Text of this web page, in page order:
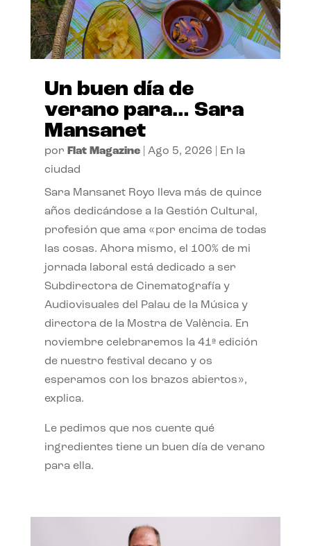
Un buen día de
verano para… Sara
Mansanet
por Flat Magazine| Ago 5, 2026
En la
ciudad
Sara Mansanet Royo lleva más de quince
años dedicándose a la Gestión Cultural,
profesión que ama «por encima de todas
las cosas. Ahora mismo, el 100% de mi
jornada laboral está dedicado a ser
Subdirectora de Cinematografía y
Audiovisuales del Palau de la Música y
directora de la Mostra de València. En
noviembre celebraremos la 41ª edición
de nuestro festival decano y os
esperamos con los brazos abiertos»,
explica.
Le pedimos que nos cuente qué
ingredientes tiene un buen día de verano
para ella.